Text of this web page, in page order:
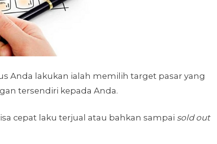
Anda lakukan ialah memilih target pasar yang
tersendiri kepada Anda.
cepat laku terjual atau bahkan sampai sold out